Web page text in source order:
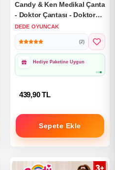
Candy & Ken Medikal Çanta
- Doktor Çantası - Doktor
Seti - Hasta Oyuncakları
DEDE OYUNCAK
(2)
Hediye Paketine Uygun
439,90 TL
Sepete Ekle